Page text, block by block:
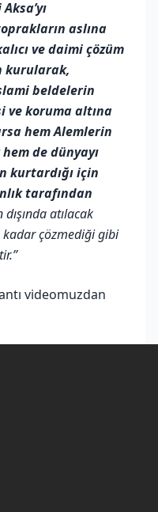
aslına
ve daimi çözüm
kurularak,
beldelerin
ve koruma altına
hem Alemlerin
de dünyayı
kurtardığı için
tarafından
atılacak
kadar çözmediği gibi
videomuzdan